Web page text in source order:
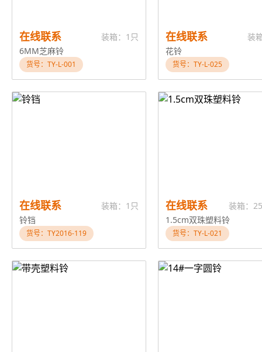
在线联系
装箱：1只
6MM芝麻铃
货号：TY-L-001
在线联系
装
花铃
货号：TY-L-025
在线联系
装箱：1只
铃铛
货号：TY2016-119
在线联系
装箱：
1.5cm双珠塑料铃
货号：TY-L-021